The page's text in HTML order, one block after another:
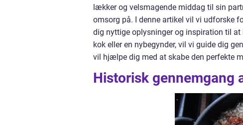
lækker og velsmagende middag til sin
omsorg på. I denne artikel vil vi udforske
dig nyttige oplysninger og inspiration til at
kok eller en nybegynder, vil vi guide dig
vil hjælpe dig med at skabe den perfekte
Historisk